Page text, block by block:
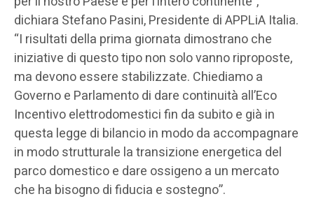
dichiara Stefano Pasini, Presidente di APPLiA Italia.
“I risultati della prima giornata dimostrano che
iniziative di questo tipo non solo vanno riproposte,
ma devono essere stabilizzate. Chiediamo a
Governo e Parlamento di dare continuità all’Eco
Incentivo elettrodomestici fin da subito e già in
questa legge di bilancio in modo da accompagnare
in modo strutturale la transizione energetica del
parco domestico e dare ossigeno a un mercato
che ha bisogno di fiducia e sostegno”.